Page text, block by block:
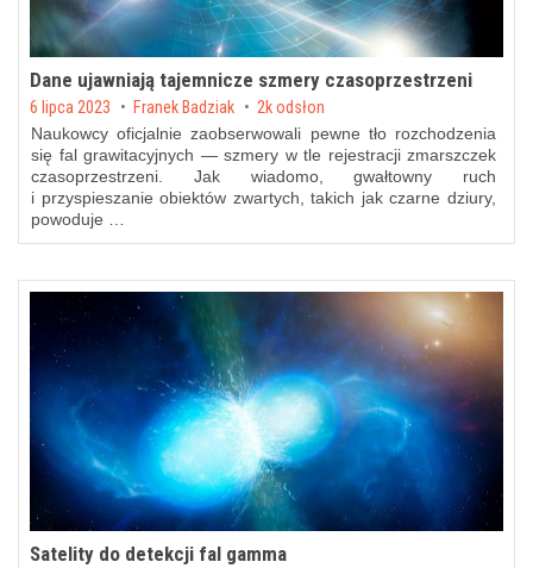
Dane ujawniają tajemnicze szmery czasoprzestrzeni
Posted on
6 lipca 2023 byFranek Badziak 2k odsłon
Naukowcy oficjalnie zaobserwowali pewne tło rozchodzenia
się fal grawitacyjnych — szmery w tle rejestracji zmarszczek
czasoprzestrzeni. Jak wiadomo, gwałtowny ruch
i przyspieszanie obiektów zwartych, takich jak czarne dziury,
powoduje …
Satelity do detekcji fal gamma